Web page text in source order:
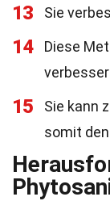
13 Sie
14
Diese
15
Sie kann
somit